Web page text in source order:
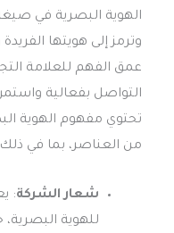
وترمز إلى هويتها
عمق الفهم للعلامة
التواصل بفعالية
من العناصر، بما في
شعار الشركة:
للهوية